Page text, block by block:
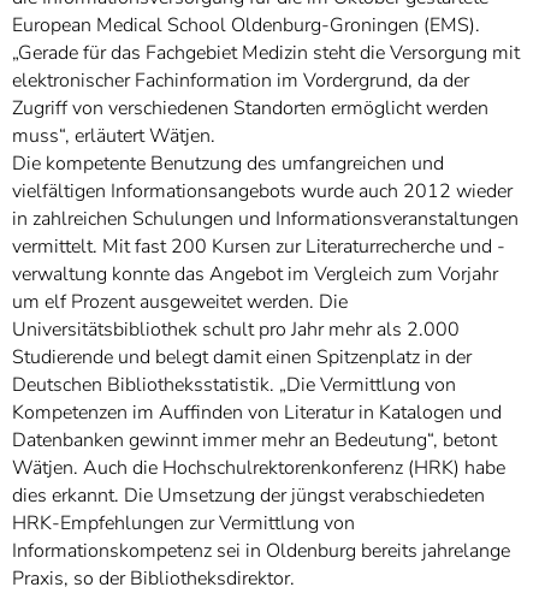
European Medical School Oldenburg-Groningen (EMS).
„Gerade für das Fachgebiet Medizin steht die Versorgung mit
elektronischer Fachinformation im Vordergrund, da der
Zugriff von verschiedenen Standorten ermöglicht werden
muss“, erläutert Wätjen.
Die kompetente Benutzung des umfangreichen und
vielfältigen Informationsangebots wurde auch 2012 wieder
in zahlreichen Schulungen und Informationsveranstaltungen
vermittelt. Mit fast 200 Kursen zur Literaturrecherche und -
verwaltung konnte das Angebot im Vergleich zum Vorjahr
um elf Prozent ausgeweitet werden. Die
Universitätsbibliothek schult pro Jahr mehr als 2.000
Studierende und belegt damit einen Spitzenplatz in der
Deutschen Bibliotheksstatistik. „Die Vermittlung von
Kompetenzen im Auffinden von Literatur in Katalogen und
Datenbanken gewinnt immer mehr an Bedeutung“, betont
Wätjen. Auch die Hochschulrektorenkonferenz (HRK) habe
dies erkannt. Die Umsetzung der jüngst verabschiedeten
HRK-Empfehlungen zur Vermittlung von
Informationskompetenz sei in Oldenburg bereits jahrelange
Praxis, so der Bibliotheksdirektor.